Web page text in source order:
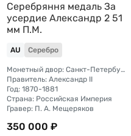
Серебряння медаль За
усердие Александр 2 51
мм П.М.
AU Серебро
Монетный двор: Санкт-Петербургский
Правитель: Александр II
Год: 1870-1881
Страна: Российская Империя
Гравер: П. А. Мещеряков
350 000 ₽